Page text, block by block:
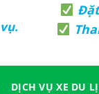
DỊCH VỤ XE DU